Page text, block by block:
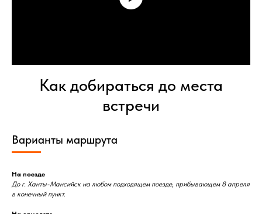
Как добираться до места
встречи
Варианты маршрута
На поезде
До г. Ханты-Мансийск на любом подходящем поезде, прибывающем 8 апреля
в конечный пункт.